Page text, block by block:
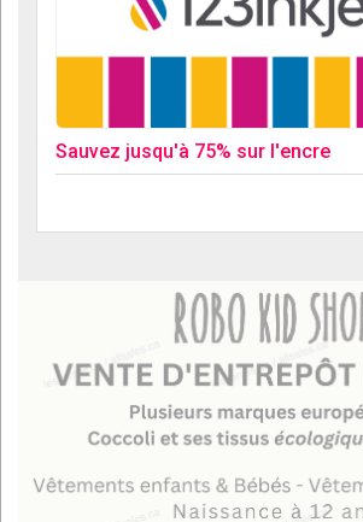
Sauvez jusqu'à 75% sur l'encre